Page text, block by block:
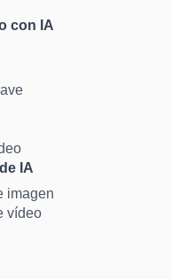
con IA
IA
imagen
vídeo